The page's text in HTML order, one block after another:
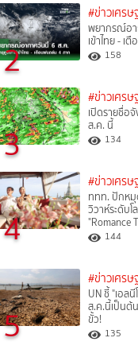
2
#ข่าวเศร
พยากรณ์อา
เข้าไทย - เ
158
3
#ข่าวเศร
เปิดรายชื่อ
ส.ค. นี้
134
4
#ข่าวเศร
ททท. ปักหมุ
วิวาห์ระดับ
"Romance
144
5
#ข่าวเศร
UN ชี้ "เอล
ส.ค.นี้เป็นต้
ขั้ว!
135